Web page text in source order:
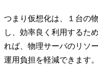
つまり仮想化は、１台の
し、効率良く利用するた
れば、物理サーバのリソ
運用負担を軽減できます。